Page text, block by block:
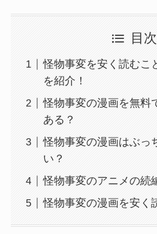
目次
怪物事変を安く読むこ
を紹介！
怪物事変の漫画を無料
ある？
怪物事変の漫画はぶっ
い？
怪物事変のアニメの続
怪物事変の漫画を安く